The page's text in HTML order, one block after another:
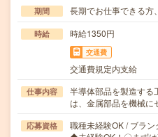
期間 長期でお仕事できる方
時給 時給1350円
交通費
交通費規定内支給
仕事内容
半導体部品を製造する
は、金属部品を機械
応募資格
職種未経験OK / ブラ